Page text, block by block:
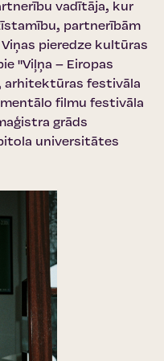
vadītāja, kur
partnerībām
pieredze kultūras
"Viļņa – Eiropas
arhitektūras festivāla
filmu festivāla
grāds
universitātes